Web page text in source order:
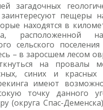
загадочных
заинтересуют пещеры
находятся в
расположенной
сельского
– в заросшем лесом
на провалы
синих и
имеют
точку данного
(округа Спас-